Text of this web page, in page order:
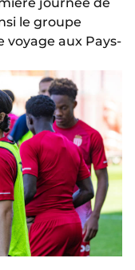
journée de
le groupe
voyage aux Pays-